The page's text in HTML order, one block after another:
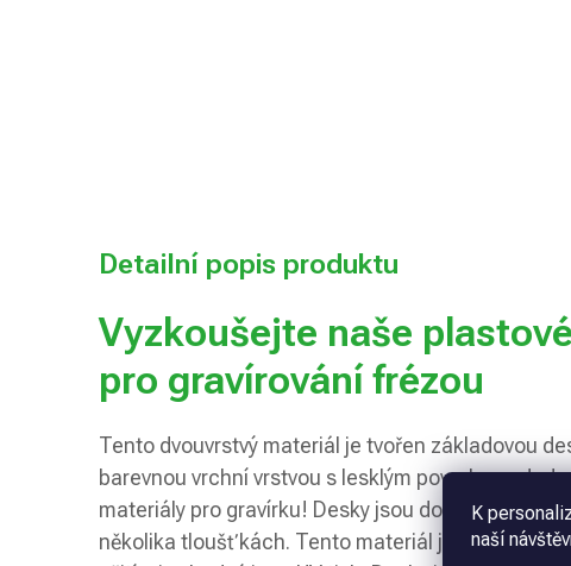
K
naší
Detailní popis produktu
Vyzkoušejte naše
pro gravírování frézou
Tento dvouvrstvý materiál je tvořen základovou
barevnou vrchní vrstvou s lesklým povrchem.
materiály pro gravírku! Desky jsou dostupné v
několika tloušťkách. Tento materiál je vhodný pro